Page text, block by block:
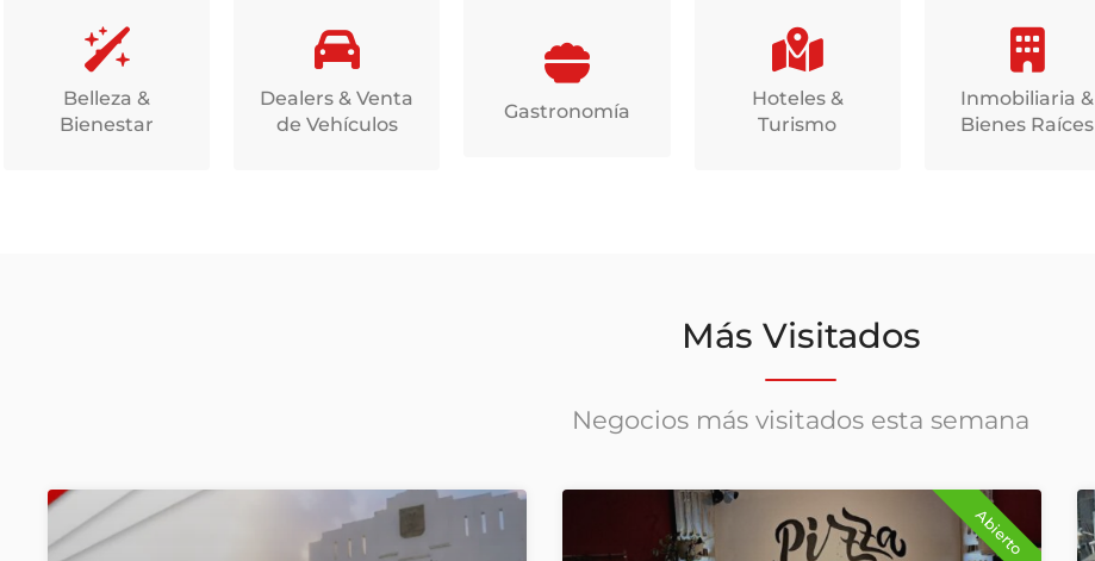
Belleza &
Bienestar
Dealers & Venta
de Vehículos
Gastronomía
Hoteles &
Turismo
Inmobiliaria &
Bienes Raíces
Más Visitados
Negocios más visitados esta semana
Abierto Abierto